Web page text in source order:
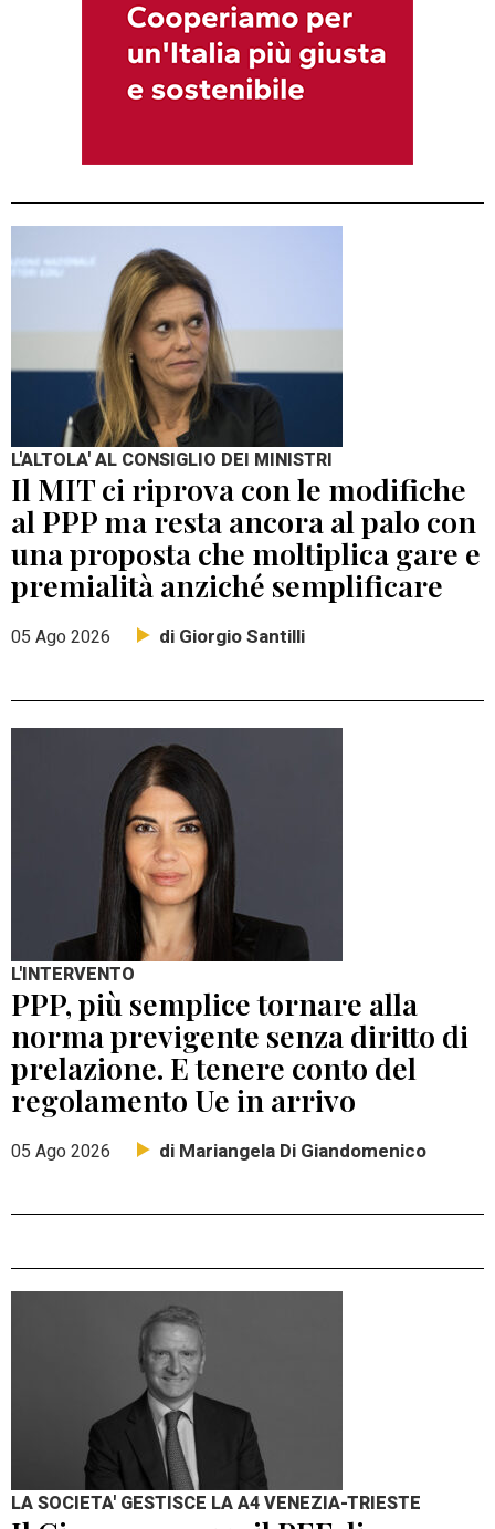
L'ALTOLA' AL CONSIGLIO DEI MINISTRI
Il MIT ci riprova con le modifiche
al PPP ma resta ancora al palo con
una proposta che moltiplica gare e
premialità anziché semplificare
05 Ago 2026 di Giorgio Santilli
L'INTERVENTO
PPP, più semplice tornare alla
norma previgente senza diritto di
prelazione. E tenere conto del
regolamento Ue in arrivo
05 Ago 2026 di Mariangela Di Giandomenico
LA SOCIETA' GESTISCE LA A4 VENEZIA-TRIESTE